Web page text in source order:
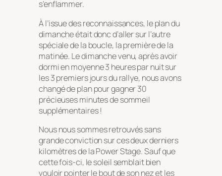
s’enflammer.
À l’issue des reconnaissances, le plan du
dimanche était donc d’aller sur l’autre
spéciale de la boucle, la première de la
matinée. Le dimanche venu, après avoir
dormi en moyenne 3 heures par nuit sur
les 3 premiers jours du rallye, nous avons
changé de plan pour gagner 30
précieuses minutes de sommeil
supplémentaires !
Nous nous sommes retrouvés sans
grande conviction sur ces deux derniers
kilomètres de la Power Stage. Sauf que
cette fois-ci, le soleil semblait bien
vouloir pointer le bout de son nez et les